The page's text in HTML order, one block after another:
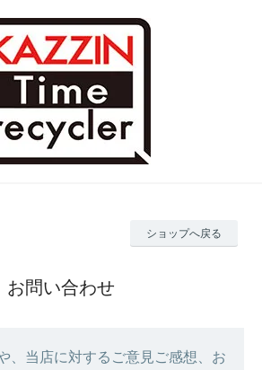
ショップへ戻る
お問い合わせ
、当店に対するご意見ご感想、お